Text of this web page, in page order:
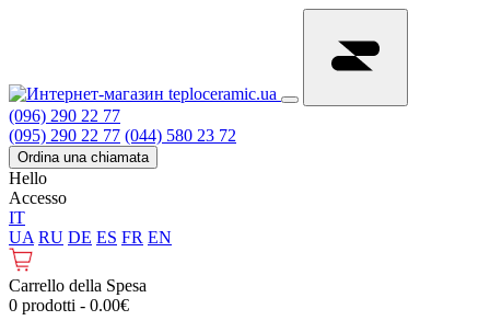
(096) 290 22 77
(095) 290 22 77 (044) 580 23 72
Ordina una chiamata
Hello
Accesso
IT
UA RU DE ES FR EN
Carrello della Spesa
0 prodotti - 0.00€